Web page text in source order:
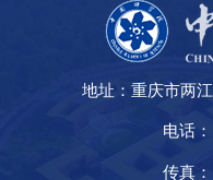
地址：重庆市两
电话
传真